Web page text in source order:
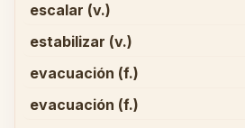
escalar (v.)
estabilizar (v.)
evacuación (f.)
evacuación (f.)